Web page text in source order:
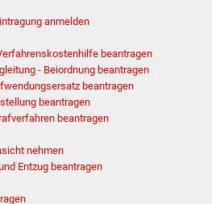
Ostermarkt
Einrichtungen
Hallenbad
anmelden
beantragen
- Beiordnung beantragen
beantragen
beantragen
beantragen
nehmen
Entzug beantragen